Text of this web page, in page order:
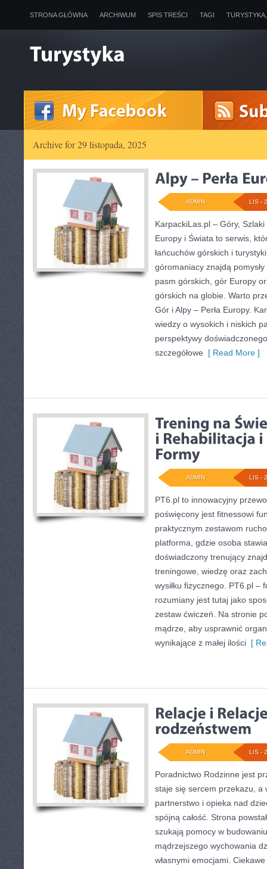
STRONA GŁÓWNA ARCHIWUM SPIS TREŚCI TAGI
Archive for 29 listopada, 2025
LIS -
ADMIN
KarpackiLas.pl – Góry,
Europy i Świata to serwis,
łańcuchów górskich i
góromaniacy znajdą
pasm górskich, gór Europy
górskich na globie. Warto
Gór i Alpy – Perła Europy.
wiedzy o wysokich i niskich
perspektywy
szczegółowe [ Read More ]
LIS -
ADMIN
PT6.pl to innowacyjny
poświęcony jest fitnessowi
praktycznym zestawom
platforma, gdzie osoba
doświadczony trenujący
treningowe, wiedzę oraz
wysiłku fizycznego. PT6.pl –
rozumiany jest tutaj jako
zestaw ćwiczeń. Na stronie
mądrze, aby usprawnić
wynikające z małej ilości [
LIS -
ADMIN
Poradnictwo Rodzinne jest
staje się sercem przekazu, a
partnerstwo i opieka nad
spójną całość. Strona
szukają pomocy w
mądrzejszego wychowania
własnymi emocjami.